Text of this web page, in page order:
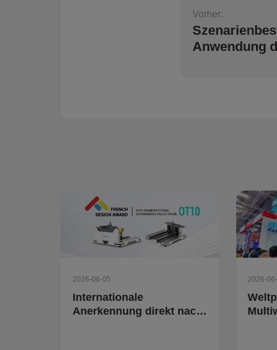
Vorher:
Anwendung
2026-06-05
Internationale
Anerkennung direkt nach
2026-